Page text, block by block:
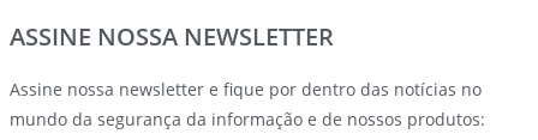
ASSINE NOSSA NEWSLETTER
Assine nossa newsletter e fique por dentro das notícias no
mundo da segurança da informação e de nossos produtos: